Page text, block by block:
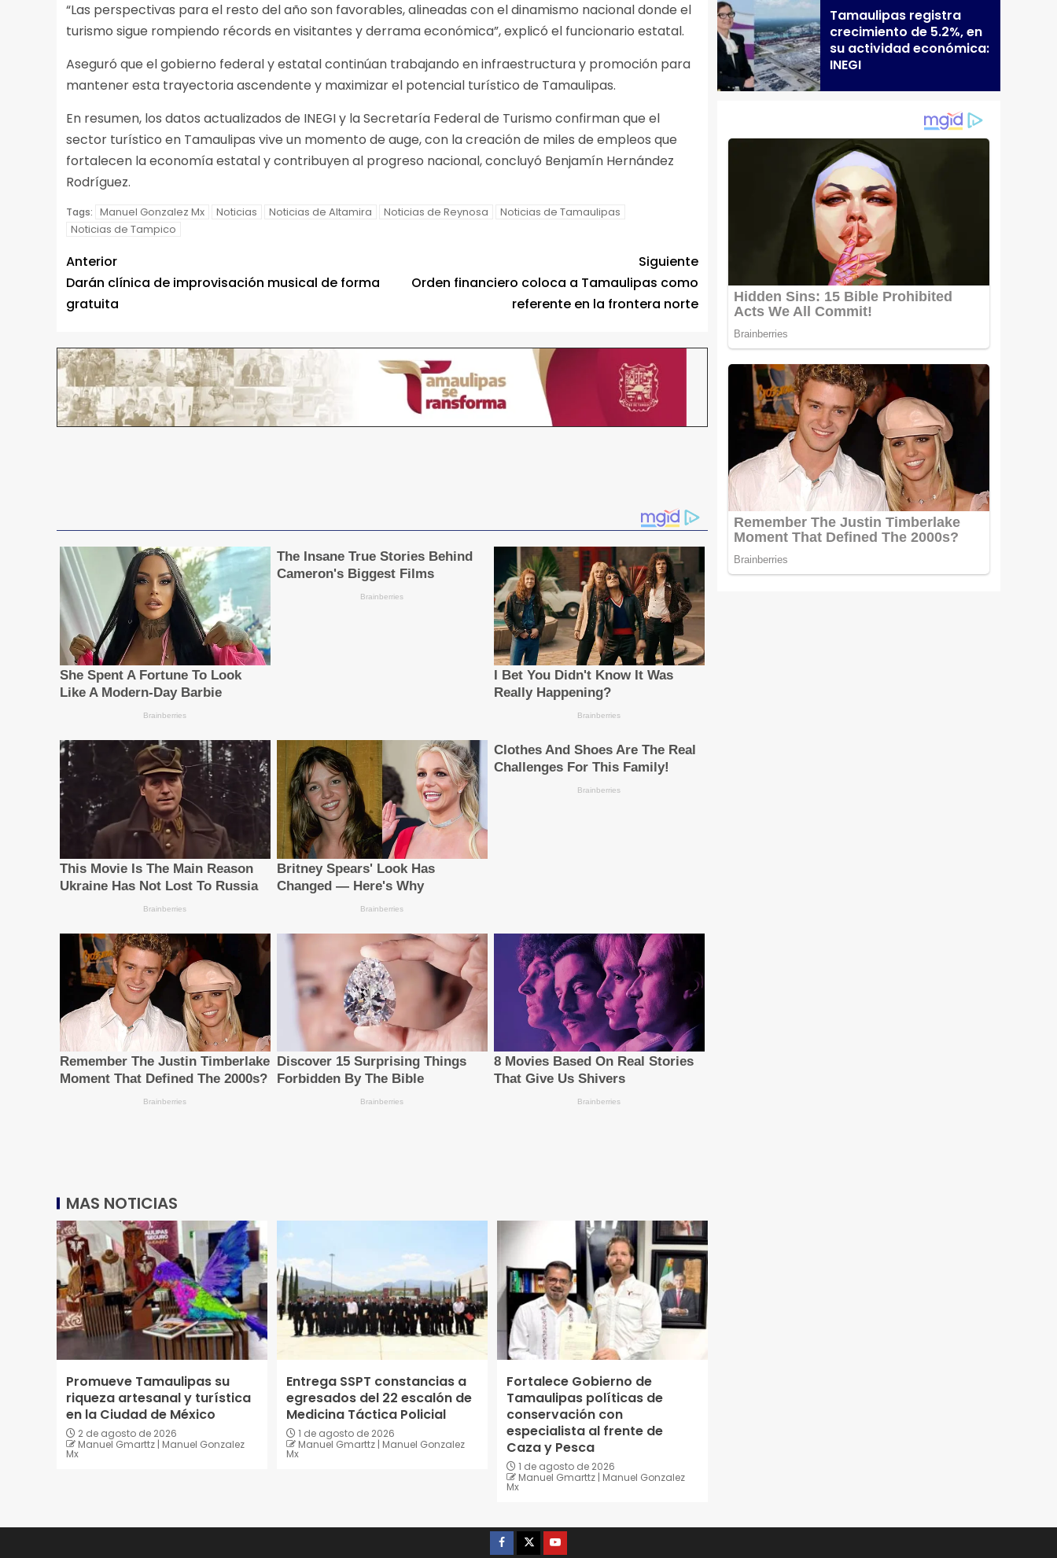
“Las perspectivas para el resto del año son favorables, alineadas con el dinamismo nacional donde el
turismo sigue rompiendo récords en visitantes y derrama económica”, explicó el funcionario estatal.
Aseguró que el gobierno federal y estatal continúan trabajando en infraestructura y promoción para
mantener esta trayectoria ascendente y maximizar el potencial turístico de Tamaulipas.
En resumen, los datos actualizados de INEGI y la Secretaría Federal de Turismo confirman que el
sector turístico en Tamaulipas vive un momento de auge, con la creación de miles de empleos que
fortalecen la economía estatal y contribuyen al progreso nacional, concluyó Benjamín Hernández
Rodríguez.
Tags: Manuel Gonzalez Mx Noticias Noticias de Altamira Noticias de Reynosa
Noticias de Tamaulipas
Noticias de Tampico
Anterior
Darán clínica de improvisación musical de forma
gratuita
Siguiente
Orden financiero coloca a Tamaulipas como
referente en la frontera norte
MAS NOTICIAS
Promueve Tamaulipas su
riqueza artesanal y turística
en la Ciudad de México
2 de agosto de 2026
Manuel Gmarttz | Manuel Gonzalez
Mx
Entrega SSPT constancias a
egresados del 22 escalón de
Medicina Táctica Policial
1 de agosto de 2026
Manuel Gmarttz | Manuel Gonzalez
Mx
Fortalece Gobierno de
Tamaulipas políticas de
conservación con
especialista al frente de
Caza y Pesca
1 de agosto de 2026
Manuel Gmarttz | Manuel Gonzalez
Mx
Tamaulipas registra
crecimiento de 5.2%, en
su actividad económica:
INEGI